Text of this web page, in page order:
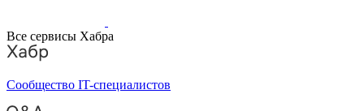
Все сервисы Хабра
Сообщество IT-специалистов